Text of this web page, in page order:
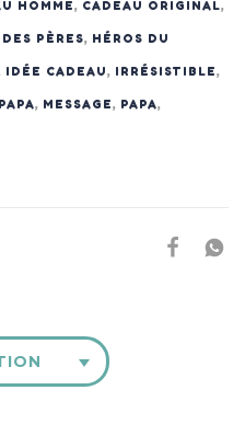
HOMME, CADEAU ORIGINAL,
PÈRES, HÉROS DU
IDÉE CADEAU, IRRÉSISTIBLE,
, MESSAGE, PAPA,